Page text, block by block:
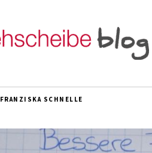
FRANZISKA SCHNELLE